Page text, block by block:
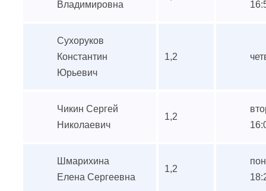
Владимировна
Сухоруков
Константин
Юрьевич
1,2
Чикин Сергей
Николаевич
1,2
Шмарихина
Елена Сергеевна
1,2